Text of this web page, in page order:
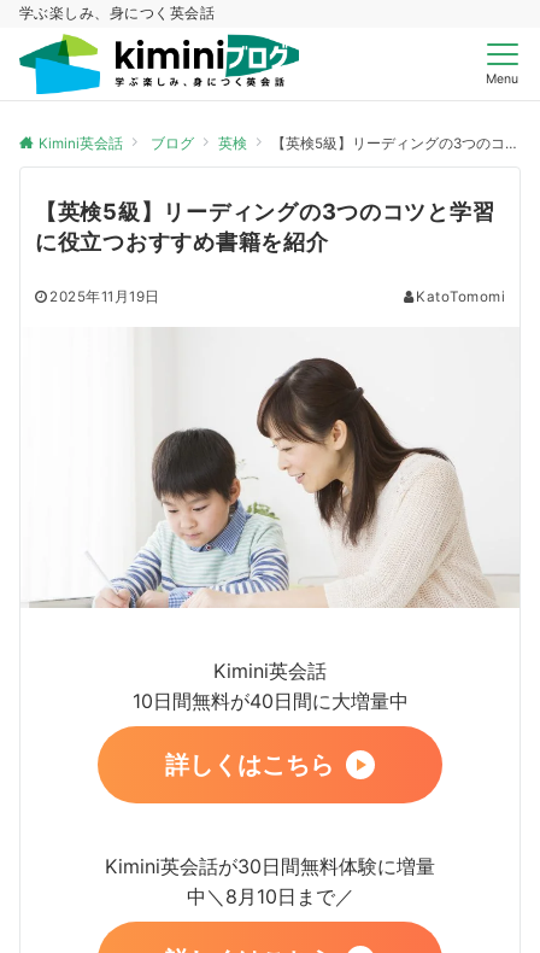
学ぶ楽しみ、身につく英会話
Menu
Kimini英会話 ブログ 英検 【英検5級】リーディングの3つのコツと学習に役立つおすすめ書籍を紹介
【英検5級】リーディングの3つのコツと学習
に役立つおすすめ書籍を紹介
2025年11月19日 KatoTomomi
Kimini英会話
10日間無料が40日間に大増量中
詳しくはこちら
Kimini英会話が30日間無料体験に増量
中＼8月10日まで／